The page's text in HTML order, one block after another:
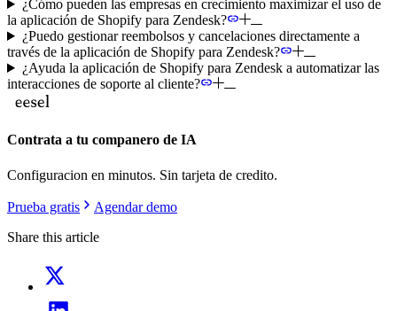
¿Cómo pueden las empresas en crecimiento maximizar el uso de
la aplicación de Shopify para Zendesk?
¿Puedo gestionar reembolsos y cancelaciones directamente a
través de la aplicación de Shopify para Zendesk?
¿Ayuda la aplicación de Shopify para Zendesk a automatizar las
interacciones de soporte al cliente?
Contrata a tu companero de IA
Configuracion en minutos. Sin tarjeta de credito.
Prueba gratis
Agendar demo
Share this article